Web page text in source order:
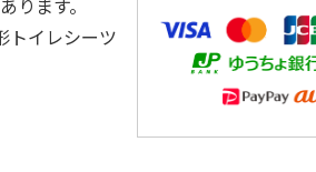
ります。
トイレシーツ